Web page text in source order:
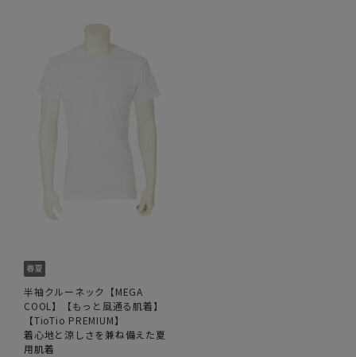
半袖クルーネック【MEGA
COOL】【もっと風通る肌着】
【TioTio PREMIUM】
着心地と涼しさを兼ね備えた夏
用肌着